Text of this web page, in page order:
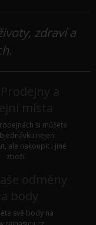
zdraví a
si můžete
nejen
ale nakoupit i jiné
zboží.
své body na